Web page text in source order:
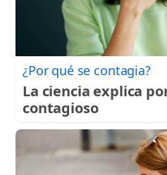
¿Por qué se contagia?
La ciencia explica
contagioso